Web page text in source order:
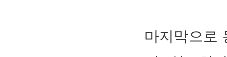
마지막으로